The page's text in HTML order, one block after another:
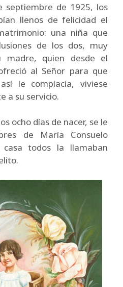
septiembre de 1925, los
llenos de felicidad el
una niña que
de los dos, muy
madre, quien desde el
al Señor para que
le complacía, viviese
a su servicio.
ocho días de nacer, se le
de María Consuelo
todos la llamaban